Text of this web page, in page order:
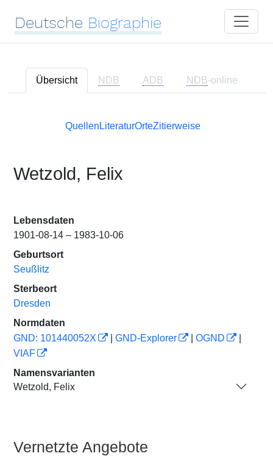
Deutsche Biographie
Übersicht NDB ADB NDB-online
Quellen LiteraturOrteZitierweise
Wetzold, Felix
Lebensdaten
1901-08-14 – 1983-10-06
Geburtsort
Seußlitz
Sterbeort
Dresden
Normdaten
GND: 101440052X
GND-Explorer OGND
VIAF
Namensvarianten
Wetzold, Felix
Vernetzte Angebote